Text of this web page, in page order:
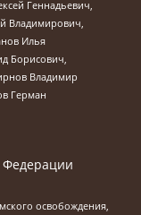
Геннадьевич,
Владимирович,
Илья
Борисович,
Владимир
Герман
Федерации
освобождения,